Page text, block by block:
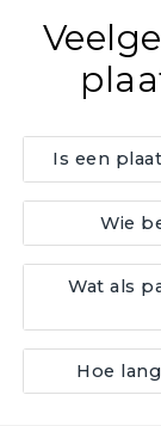
Is een
Wie
Wat als
Hoe